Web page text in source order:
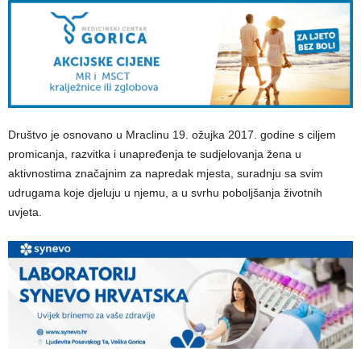
Društvo je osnovano u Mraclinu 19. ožujka 2017. godine s ciljem
promicanja, razvitka i unapređenja te sudjelovanja žena u
aktivnostima značajnim za napredak mjesta, suradnju sa svim
udrugama koje djeluju u njemu, a u svrhu poboljšanja životnih
uvjeta.